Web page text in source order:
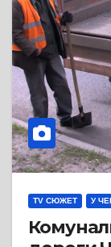
TV СЮЖЕТ У